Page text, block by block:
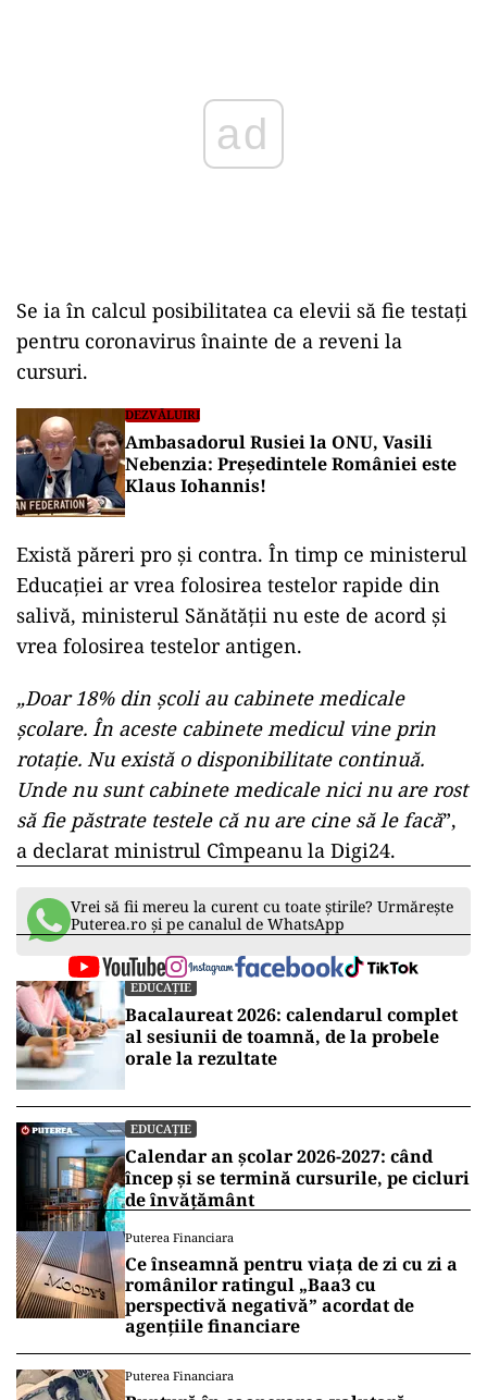
Se ia în calcul posibilitatea ca elevii să fie testați
pentru coronavirus înainte de a reveni la
cursuri.
DEZVĂLUIRI
Ambasadorul Rusiei la ONU, Vasili
Nebenzia: Președintele României este
Klaus Iohannis!
Există păreri pro și contra. În timp ce ministerul
Educației ar vrea folosirea testelor rapide din
salivă, ministerul Sănătății nu este de acord și
vrea folosirea testelor antigen.
„Doar 18% din școli au cabinete medicale
școlare. În aceste cabinete medicul vine prin
rotație. Nu există o disponibilitate continuă.
Unde nu sunt cabinete medicale nici nu are rost
să fie păstrate testele că nu are cine să le facă”,
a declarat ministrul Cîmpeanu la Digi24.
Vrei să fii mereu la curent cu toate știrile? Urmărește
Puterea.ro și pe canalul de WhatsApp
EDUCAȚIE
Bacalaureat 2026: calendarul complet
al sesiunii de toamnă, de la probele
orale la rezultate
EDUCAȚIE
Calendar an școlar 2026-2027: când
încep și se termină cursurile, pe cicluri
de învățământ
Puterea Financiara
Ce înseamnă pentru viața de zi cu zi a
românilor ratingul „Baa3 cu
perspectivă negativă” acordat de
agențiile financiare
Puterea Financiara